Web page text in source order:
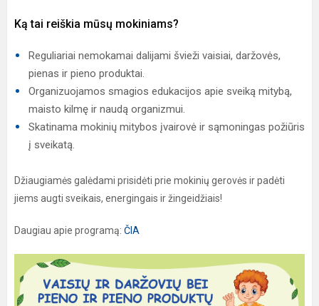
Ką tai reiškia mūsų mokiniams?
Reguliariai nemokamai dalijami švieži vaisiai, daržovės,
pienas ir pieno produktai.
Organizuojamos smagios edukacijos apie sveiką mitybą,
maisto kilmę ir naudą organizmui.
Skatinama mokinių mitybos įvairovė ir sąmoningas požiūris
į sveikatą.
Džiaugiamės galėdami prisidėti prie mokinių gerovės ir padėti
jiems augti sveikais, energingais ir žingeidžiais!
Daugiau apie programą: ČIA